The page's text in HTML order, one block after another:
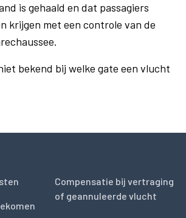
is gehaald en dat passagiers
krijgen met een controle van de
bekend bij welke gate een vlucht
Compensatie bij vertraging
of geannuleerde vlucht